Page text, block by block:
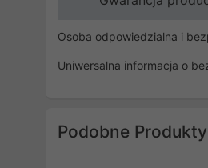
Osoba odpowiedzialna i
Uniwersalna informacja o
Podobne Produkty